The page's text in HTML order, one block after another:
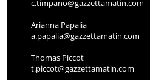
c.timpano@gazzettamatin.com
Arianna Papalia
a.papalia@gazzettamatin.com
Thomas Piccot
t.piccot@gazzettamatin.com